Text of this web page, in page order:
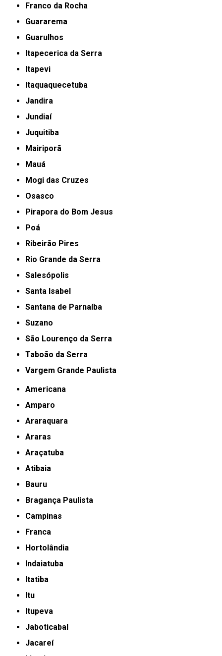
Franco da Rocha
Guararema
Guarulhos
Itapecerica da Serra
Itapevi
Itaquaquecetuba
Jandira
Jundiaí
Juquitiba
Mairiporã
Mauá
Mogi das Cruzes
Osasco
Pirapora do Bom Jesus
Poá
Ribeirão Pires
Rio Grande da Serra
Salesópolis
Santa Isabel
Santana de Parnaíba
Suzano
São Lourenço da Serra
Taboão da Serra
Vargem Grande Paulista
Americana
Amparo
Araraquara
Araras
Araçatuba
Atibaia
Bauru
Bragança Paulista
Campinas
Franca
Hortolândia
Indaiatuba
Itatiba
Itu
Itupeva
Jaboticabal
Jacareí